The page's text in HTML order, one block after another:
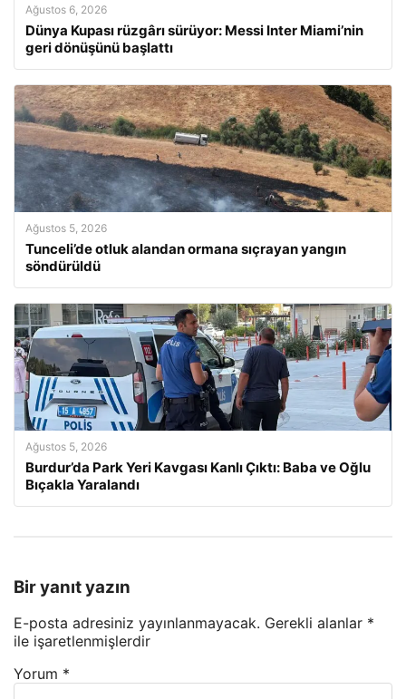
Ağustos 6, 2026
Dünya Kupası rüzgârı sürüyor: Messi Inter Miami’nin
geri dönüşünü başlattı
Ağustos 5, 2026
Tunceli’de otluk alandan ormana sıçrayan yangın
söndürüldü
Ağustos 5, 2026
Burdur’da Park Yeri Kavgası Kanlı Çıktı: Baba ve Oğlu
Bıçakla Yaralandı
Bir yanıt yazın
E-posta adresiniz yayınlanmayacak. Gerekli alanlar *
ile işaretlenmişlerdir
Yorum *